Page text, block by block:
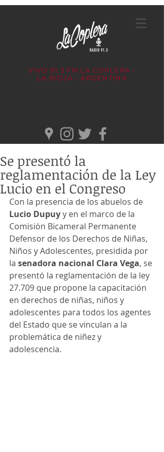
VIVO 91.3 FM LA COPLERA -
LA RIOJA - ARGENTINA
Se presentó la
reglamentación de la Ley
Lucio en el Congreso
Con la presencia de los abuelos de
Lucio Dupuy y en el marco de la
Comisión Bicameral Permanente
Defensor de los Derechos de Niñas,
Niños y Adolescentes, presidida por
la senadora nacional Clara Vega, se
presentó la reglamentación de la ley
27.709 que propone la capacitación
en derechos de niñas, niños y
adolescentes para todos los agentes
del Estado que se vinculan a la
problemática de niñez y
adolescencia.